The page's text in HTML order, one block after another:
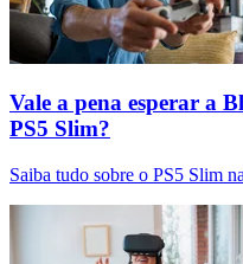
Vale a pena esperar a
PS5 Slim?
Saiba tudo sobre o PS5 Slim